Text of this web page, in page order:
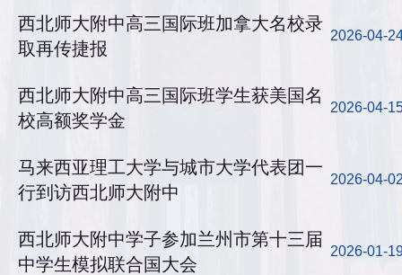
西北师大附中高三国际班加拿大名校录
取再传捷报
2026-04-
西北师大附中高三国际班学生获美国名
校高额奖学金
2026-04-
马来西亚理工大学与城市大学代表团一
行到访西北师大附中
2026-04-
西北师大附中学子参加兰州市第十三届
中学生模拟联合国大会
2026-01-